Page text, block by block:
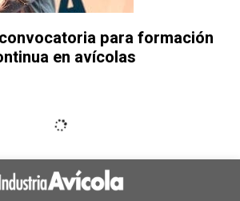
para formación
en avícolas